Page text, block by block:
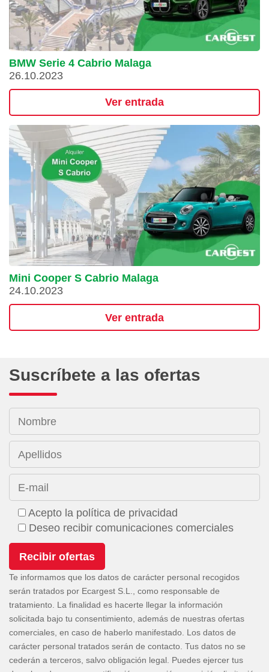
BMW Serie 4 Cabrio Malaga
26.10.2023
Ver entrada
Mini Cooper S Cabrio Malaga
24.10.2023
Ver entrada
Suscríbete a las ofertas
Nombre
Apellidos
E-mail
Acepto la política de privacidad
Deseo recibir comunicaciones comerciales
Te informamos que los datos de carácter personal recogidos
serán tratados por Ecargest S.L., como responsable de
tratamiento. La finalidad es hacerte llegar la información
solicitada bajo tu consentimiento, además de nuestras ofertas
comerciales, en caso de haberlo manifestado. Los datos de
carácter personal tratados serán de contacto. Tus datos no se
cederán a terceros, salvo obligación legal. Puedes ejercer tus